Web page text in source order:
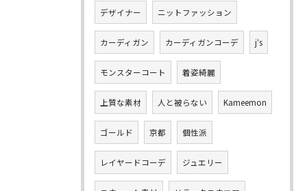
デザイナー ニットファッション
カーディガン カーディガンコーデ j‘s
モンスターコート 着姿綺麗
上質な素材 人と被らない Kameemon
ゴールド 京都 個性派
レイヤードコーデ ジュエリー